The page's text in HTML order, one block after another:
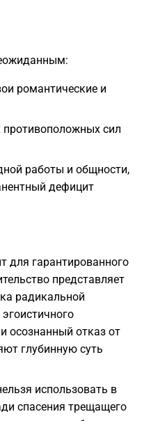
романтические и
сил
работы и общности,
дефицит
для гарантированного
представляет
радикальной
осознанный отказ от
глубинную суть
использовать в
спасения трещащего